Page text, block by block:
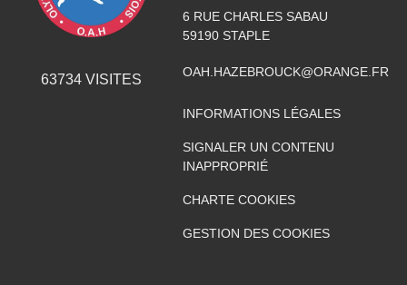
63734VISITES
6 RUE CHARLES SABAU
59190 STAPLE
OAH.HAZEBROUCK@ORANGE.FR
INFORMATIONS LÉGALES
SIGNALER UN CONTENU
INAPPROPRIÉ
CHARTE COOKIES
GESTION DES COOKIES